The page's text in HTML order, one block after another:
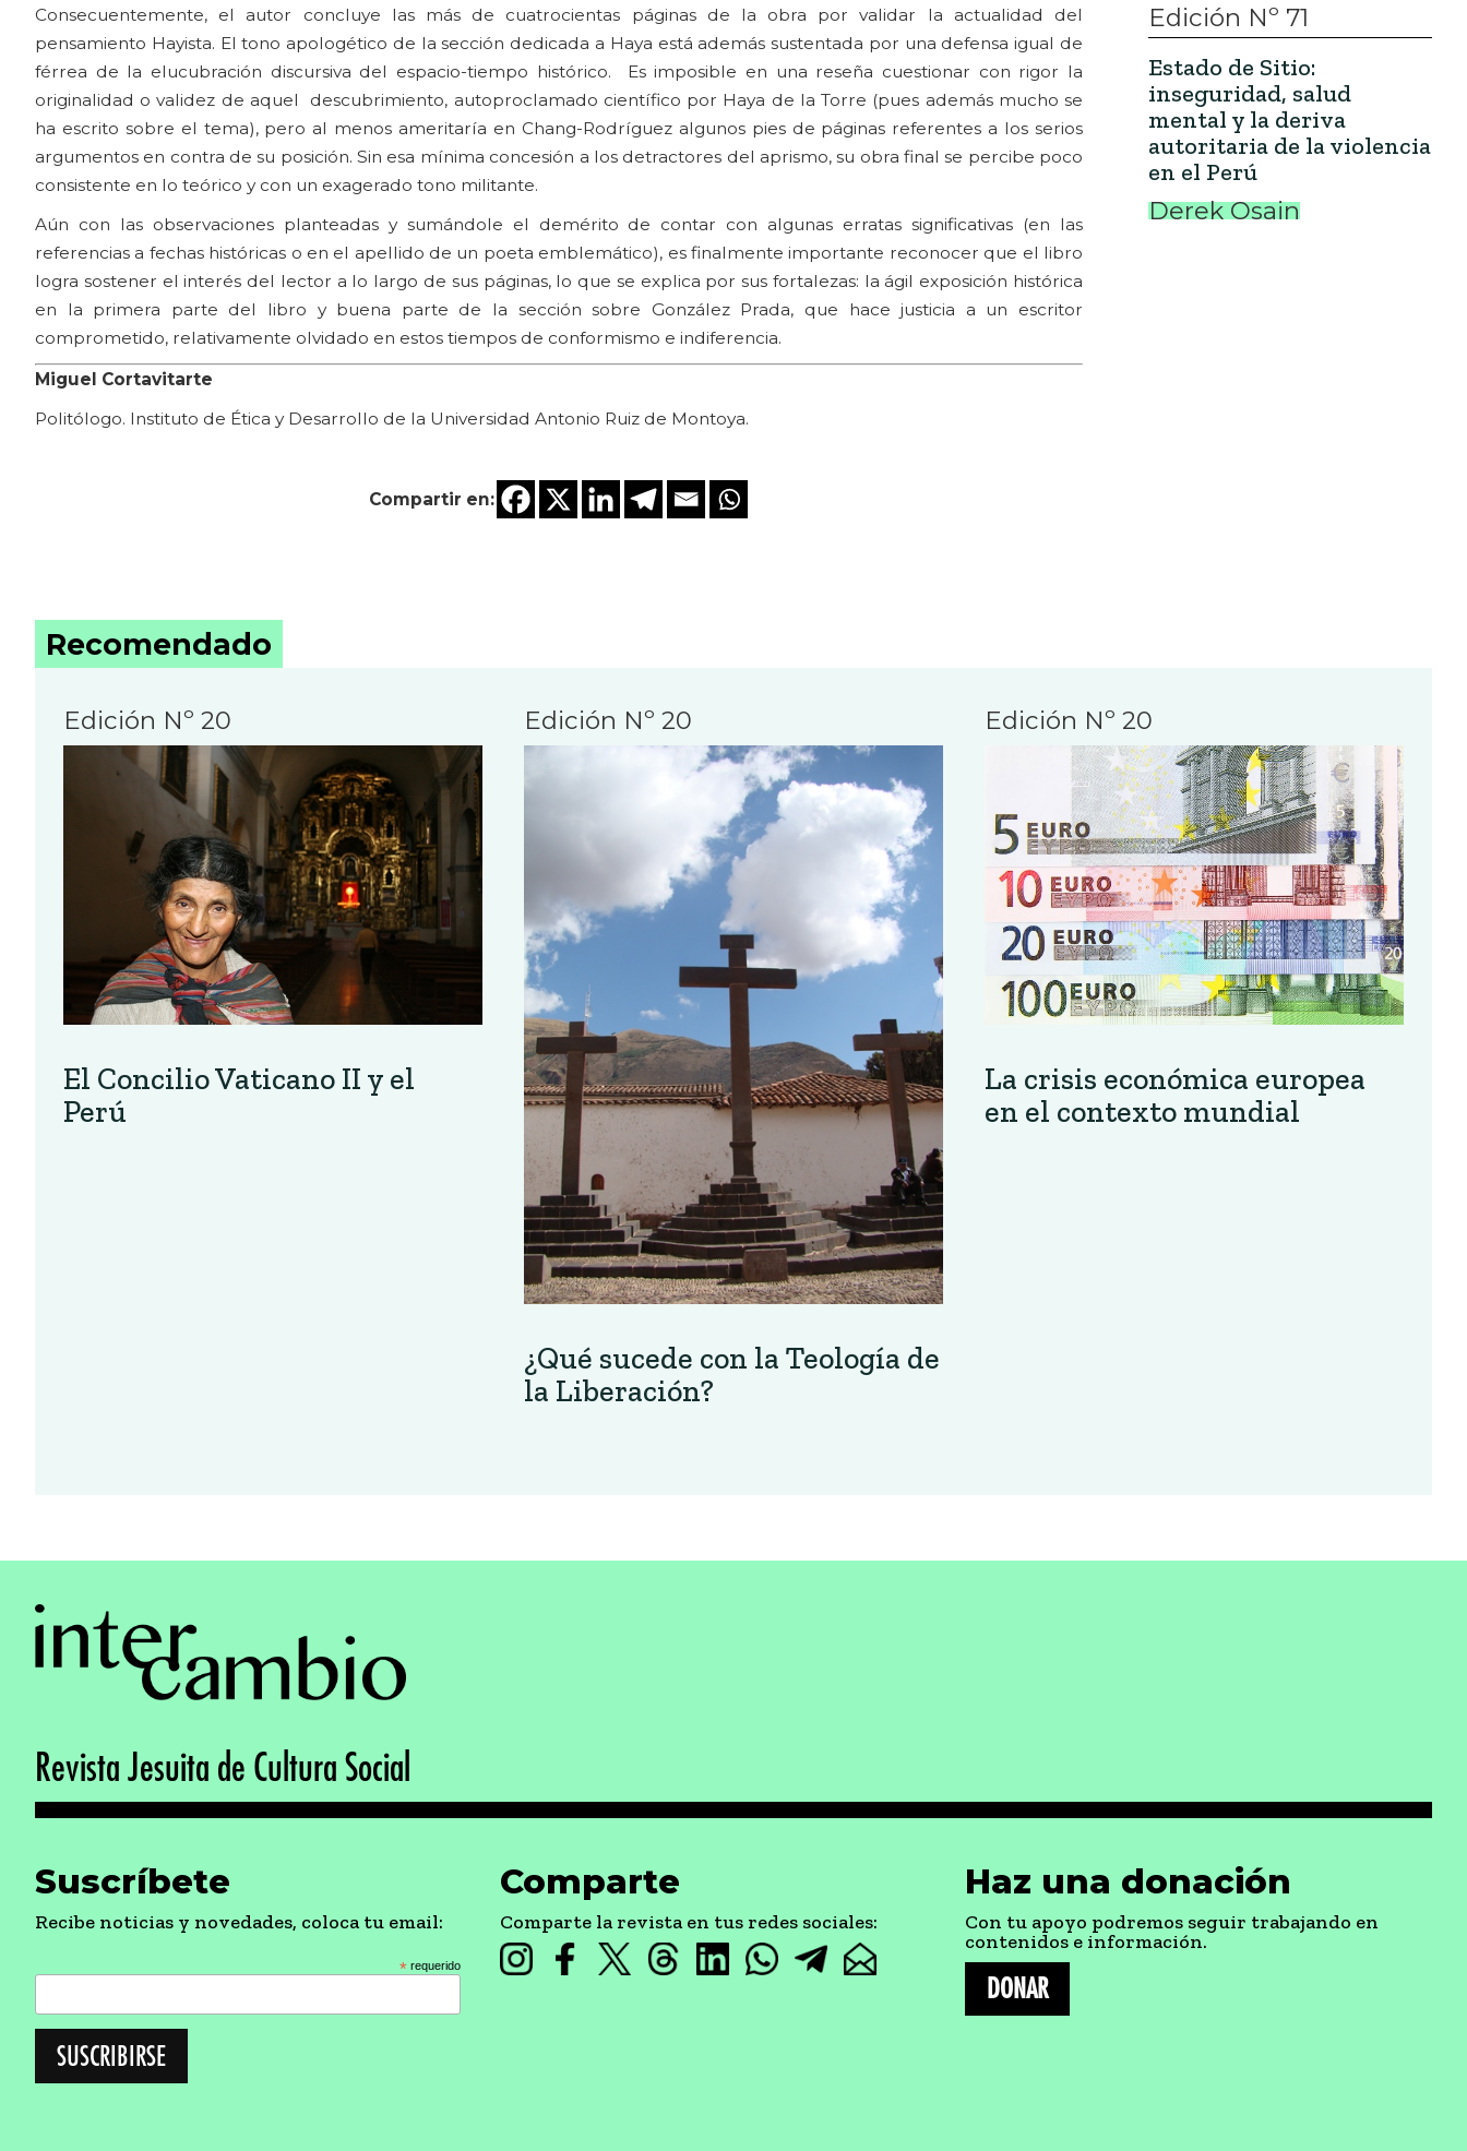
Consecuentemente, el autor concluye las más de cuatrocientas páginas de la obra por validar la actualidad del
pensamiento Hayista. El tono apologético de la sección dedicada a Haya está además sustentada por una defensa igual de
férrea de la elucubración discursiva del espacio-tiempo histórico. Es imposible en una reseña cuestionar con rigor la
originalidad o validez de aquel descubrimiento, autoproclamado científico por Haya de la Torre (pues además mucho se
ha escrito sobre el tema), pero al menos ameritaría en Chang-Rodríguez algunos pies de páginas referentes a los serios
argumentos en contra de su posición. Sin esa mínima concesión a los detractores del aprismo, su obra final se percibe poco
consistente en lo teórico y con un exagerado tono militante.
Aún con las observaciones planteadas y sumándole el demérito de contar con algunas erratas significativas (en las
referencias a fechas históricas o en el apellido de un poeta emblemático), es finalmente importante reconocer que el libro
logra sostener el interés del lector a lo largo de sus páginas, lo que se explica por sus fortalezas: la ágil exposición histórica
en la primera parte del libro y buena parte de la sección sobre González Prada, que hace justicia a un escritor
comprometido, relativamente olvidado en estos tiempos de conformismo e indiferencia.
Miguel Cortavitarte
Politólogo. Instituto de Ética y Desarrollo de la Universidad Antonio Ruiz de Montoya.
Compartir en:
Edición Nº 71
Estado de Sitio:
inseguridad, salud
mental y la deriva
autoritaria de la violencia
en el Perú
Derek Osain
Recomendado
Edición Nº 20
El Concilio Vaticano II y el
Perú
Edición Nº 20
¿Qué sucede con la Teología de
la Liberación?
Edición Nº 20
La crisis económica europea
en el contexto mundial
Revista Jesuita de Cultura Social
Suscríbete
Recibe noticias y novedades, coloca tu email:
* requerido
Comparte
Comparte la revista en tus redes sociales:
Haz una donación
Con tu apoyo podremos seguir trabajando en
contenidos e información.
DONAR